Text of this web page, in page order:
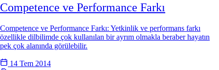
Competence ve Performance Farkı
Competence ve Performance Farkı: Yetkinlik ve performans farkı
özellikle dilbilimde çok kullanılan bir ayrım olmakla beraber hayatın
pek çok alanında görülebilir.
14 Tem 2014